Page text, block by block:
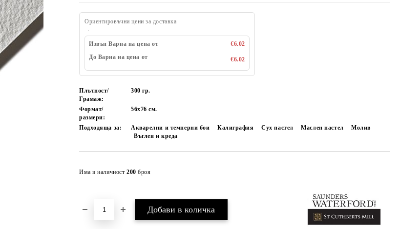
Ориентировъчни цени за доставка
Извън Варна на цена от
€6.02
До Варна на цена от
€6.02
Плътност/
Грамаж:
300 гр.
Формат/
размери:
56х76 см.
Подходяща за: Акварелни и темперни бои Калиграфия Сух пастел Маслен пастел
Молив
Въглен и креда
Има в наличност 200 броя